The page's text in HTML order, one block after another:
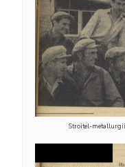
Stroitel-